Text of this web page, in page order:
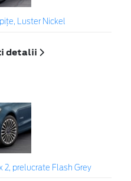
Luster Nickel
detalii
2, prelucrate Flash Grey